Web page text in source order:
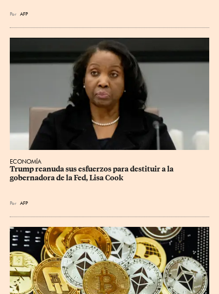
Por AFP
ECONOMÍA
Trump reanuda sus esfuerzos para destituir a la
gobernadora de la Fed, Lisa Cook
Por AFP